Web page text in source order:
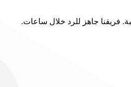
فريقنا جاهز للرد خلال ساعات.